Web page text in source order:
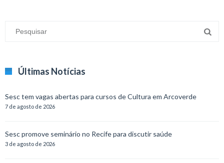
Últimas Notícias
Sesc tem vagas abertas para cursos de Cultura em Arcoverde
7 de agosto de 2026
Sesc promove seminário no Recife para discutir saúde
3 de agosto de 2026